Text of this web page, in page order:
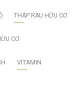
THÁP RAU HỮU CƠ
CƠ
VITAMIN